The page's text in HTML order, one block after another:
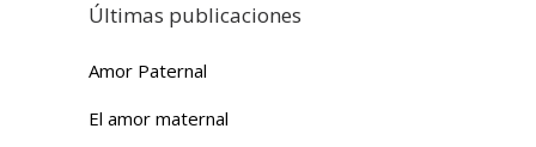
Últimas publicaciones
Amor Paternal
El amor maternal